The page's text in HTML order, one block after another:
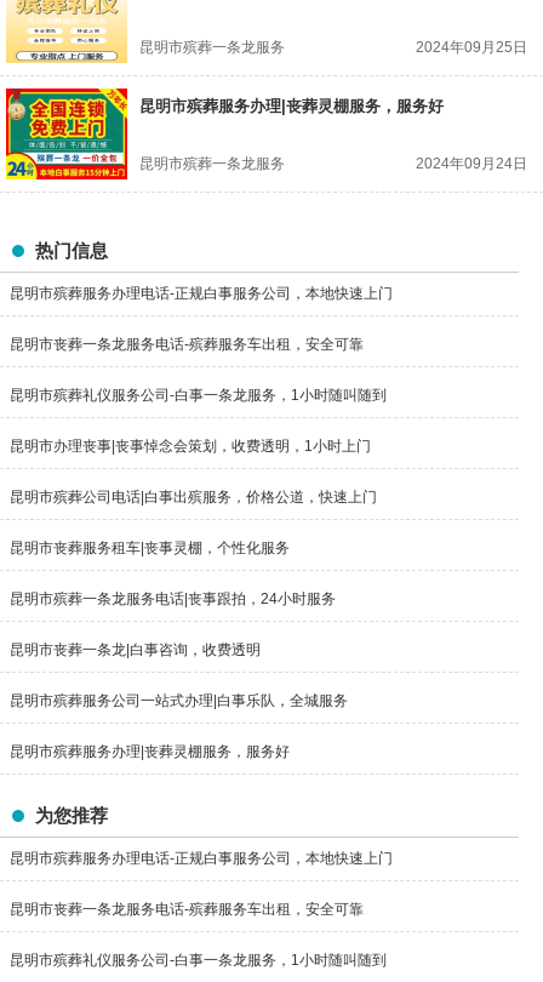
昆明市殡葬一条龙服务 2024年09月25日
昆明市殡葬服务办理|丧葬灵棚服务，服务好
昆明市殡葬一条龙服务 2024年09月24日
热门信息
昆明市殡葬服务办理电话-正规白事服务公司，本地快速上门
昆明市丧葬一条龙服务电话-殡葬服务车出租，安全可靠
昆明市殡葬礼仪服务公司-白事一条龙服务，1小时随叫随到
昆明市办理丧事|丧事悼念会策划，收费透明，1小时上门
昆明市殡葬公司电话|白事出殡服务，价格公道，快速上门
昆明市丧葬服务租车|丧事灵棚，个性化服务
昆明市殡葬一条龙服务电话|丧事跟拍，24小时服务
昆明市丧葬一条龙|白事咨询，收费透明
昆明市殡葬服务公司一站式办理|白事乐队，全城服务
昆明市殡葬服务办理|丧葬灵棚服务，服务好
为您推荐
昆明市殡葬服务办理电话-正规白事服务公司，本地快速上门
昆明市丧葬一条龙服务电话-殡葬服务车出租，安全可靠
昆明市殡葬礼仪服务公司-白事一条龙服务，1小时随叫随到